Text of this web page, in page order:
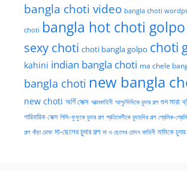
bangla choti video bangla choti
choti bangla hot choti golpo
sexy choti choti bangla golpo choti
kahini indian bangla choti ma chele
bangla choti new bangla
new choti অর্গি সেক্স আত্মকাহিনী আপু/দিদিকে চুদার গল্প গুদ মারা
পারিবারিক সেক্স পিসি-ফুফুকে চুদার গল্প প্রতিবেশীকে চুদাচদির গল্প প্রেমিক-
গল্প বাঁড়া চোষা মা-ছেলের চুদার গল্প মা ও ছেলের চোদন কাহিনী মামিকে